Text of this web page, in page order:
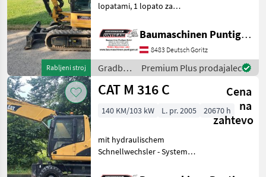
Rabljeni stroj
lopatami, 1 lopato za
13826 Baumaschinen
Puntigam GmbH Naša
specialnost: nakup –
prodaja – najem gradbenih
stroj
Baumaschinen Puntigam GmbH
8483 Deutsch Goritz
Gradbeni
stroji /
CAT
Premium Plus prodajalec
CAT M 316 C
Cena
na
zahtevo
140 KM/103 kW L. pr. 2005 20670 h
mit hydraulischem
Schnellwechsler - System